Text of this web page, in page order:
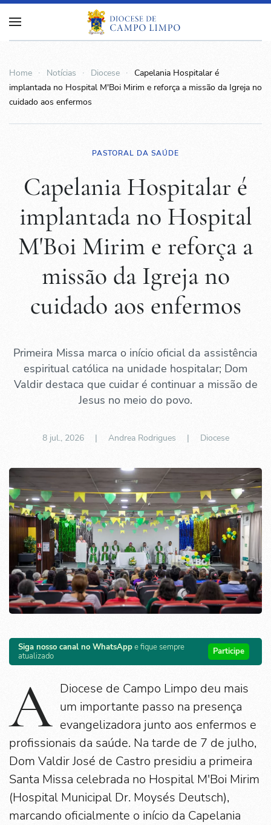
Home Notícias Diocese
Capelania Hospitalar é
implantada no Hospital M'Boi Mirim e reforça a missão da Igreja no
cuidado aos enfermos
PASTORAL DA SAÚDE
Capelania Hospitalar é
implantada no Hospital
M'Boi Mirim e reforça a
missão da Igreja no
cuidado aos enfermos
Primeira Missa marca o início oficial da assistência
espiritual católica na unidade hospitalar; Dom
Valdir destaca que cuidar é continuar a missão de
Jesus no meio do povo.
8 jul., 2026| Andrea Rodrigues | Diocese
Siga nosso canal no WhatsAppe fique sempre
atualizado
Participe
A Diocese de Campo Limpo deu mais
um importante passo na presença
evangelizadora junto aos enfermos e
profissionais da saúde. Na tarde de 7 de julho,
Dom Valdir José de Castro presidiu a primeira
Santa Missa celebrada no Hospital M'Boi Mirim
(Hospital Municipal Dr. Moysés Deutsch),
marcando oficialmente o início da Capelania